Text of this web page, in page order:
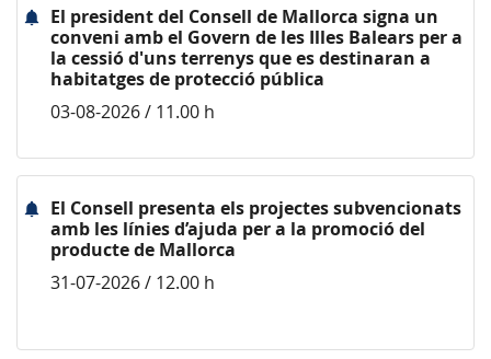
El president del Consell de Mallorca signa un
conveni amb el Govern de les Illes Balears per a
la cessió d'uns terrenys que es destinaran a
habitatges de protecció pública
03-08-2026 / 11.00 h
El Consell presenta els projectes subvencionats
amb les línies d’ajuda per a la promoció del
producte de Mallorca
31-07-2026 / 12.00 h